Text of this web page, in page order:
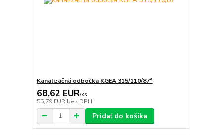
Kanalizačná odbočka KGEA 315/110/87°
68,62 EUR/ks
55,79 EUR bez DPH
Pridať do košíka